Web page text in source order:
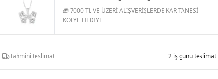
🎁 7000 TL VE ÜZERİ ALIŞVERİŞLERDE KAR TANESİ
KOLYE HEDİYE
Tahmini teslimat 2 iş günü teslimat